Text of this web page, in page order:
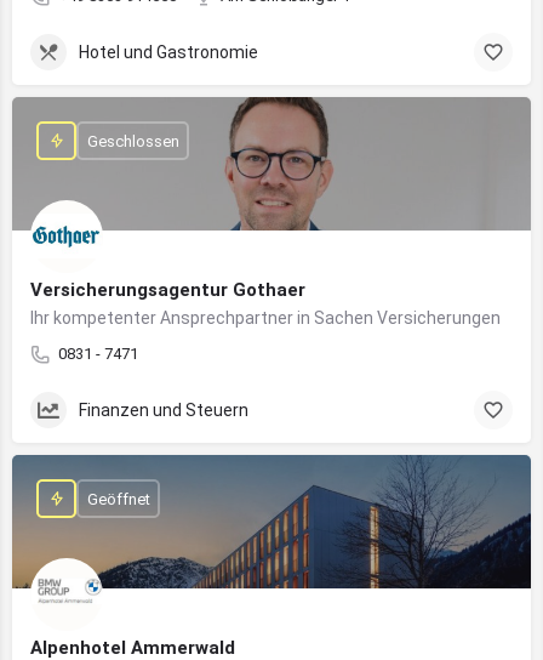
Hotel und Gastronomie
Versicherungsagentur Gothaer
Ihr kompetenter Ansprechpartner in Sachen Versicherungen
0831 - 7471
Geschlossen
Finanzen und Steuern
Alpenhotel Ammerwald
Geöffnet